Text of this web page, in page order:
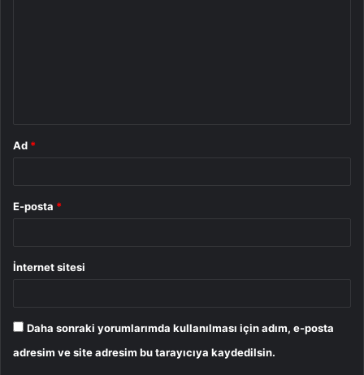
Ad *
E-posta *
İnternet sitesi
Daha sonraki yorumlarımda kullanılması için adım, e-posta
adresim ve site adresim bu tarayıcıya kaydedilsin.